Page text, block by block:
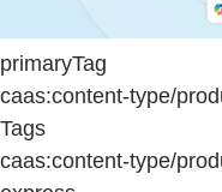
primaryTag
caas:content-type/
Tags
caas:content-type/